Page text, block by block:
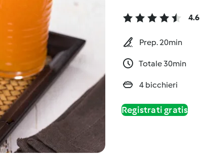
4.6
Prep. 20min
Totale 30min
4 bicchieri
Registrati gratis